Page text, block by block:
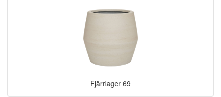
Fjärrlager 69